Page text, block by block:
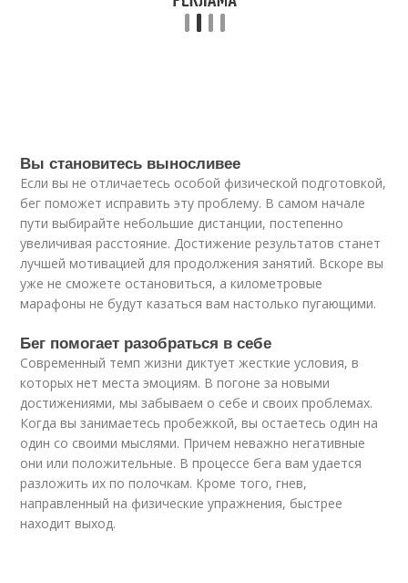
Вы становитесь выносливее
Если вы не отличаетесь особой физической подготовкой,
бег поможет исправить эту проблему. В самом начале
пути выбирайте небольшие дистанции, постепенно
увеличивая расстояние. Достижение результатов станет
лучшей мотивацией для продолжения занятий. Вскоре вы
уже не сможете остановиться, а километровые
марафоны не будут казаться вам настолько пугающими.
Бег помогает разобраться в себе
Современный темп жизни диктует жесткие условия, в
которых нет места эмоциям. В погоне за новыми
достижениями, мы забываем о себе и своих проблемах.
Когда вы занимаетесь пробежкой, вы остаетесь один на
один со своими мыслями. Причем неважно негативные
они или положительные. В процессе бега вам удается
разложить их по полочкам. Кроме того, гнев,
направленный на физические упражнения, быстрее
находит выход.